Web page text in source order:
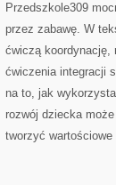
Przedszkole309
przez zabawę. W
ćwiczą koordynację,
ćwiczenia integracji
na to, jak
rozwój dziecka
tworzyć wartościowe